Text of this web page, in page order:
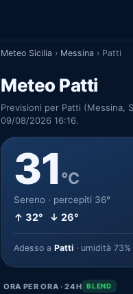
Meteo Sicilia › Messina › Patti
Meteo Patti
Previsioni per Patti (Messina,
09/08/2026 16:16.
31°C
Sereno · percepiti 36°
↑ 32° ↓ 26°
Adesso a Patti · umidità
ORA PER ORA · 24H BLEND